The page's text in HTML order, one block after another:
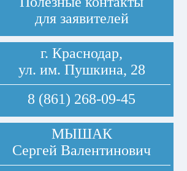
для заявителей
г. Краснодар,
ул. им. Пушкина, 28
8 (861) 268-09-45
МЫШАК
Сергей Валентинович